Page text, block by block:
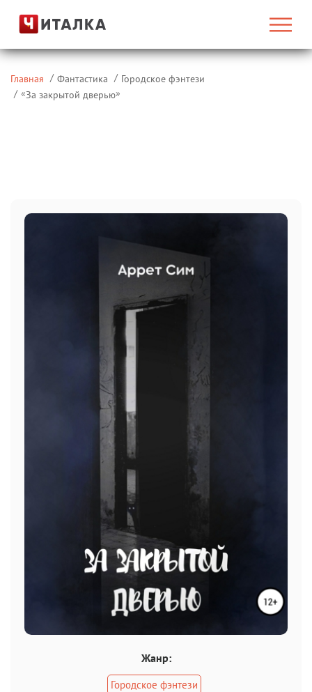
Главная Фантастика
Городское фэнтези
«За закрытой дверью»
Жанр:
Городское фэнтези